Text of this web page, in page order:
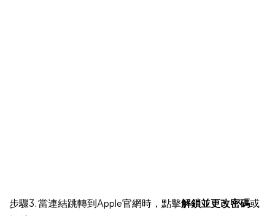
步驟3. 當連結跳轉到Apple官網時，點擊解鎖並更改密碼或